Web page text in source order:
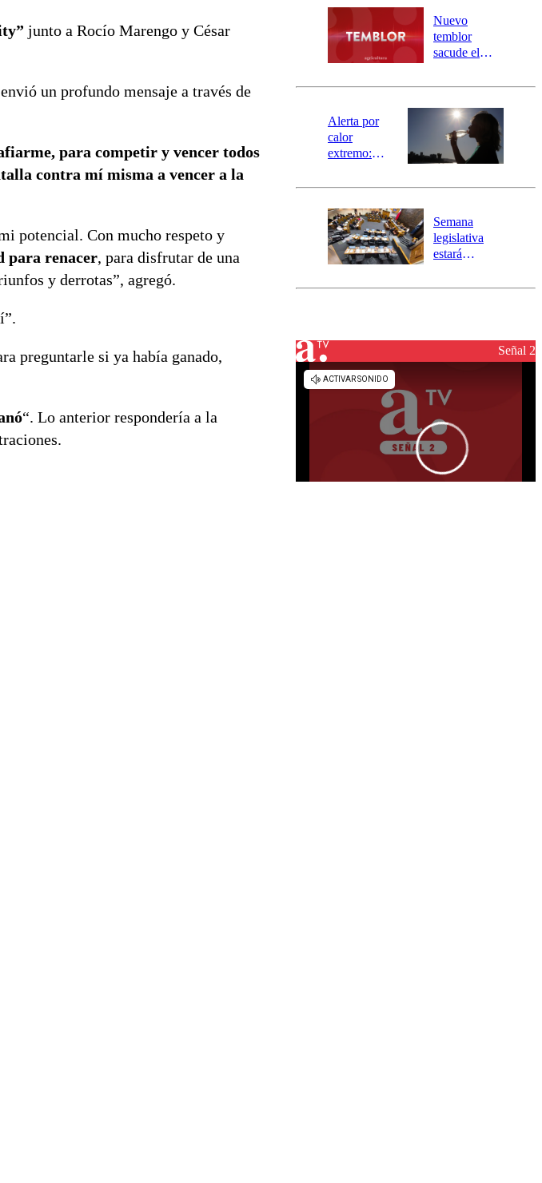
junto a Rocío Marengo y César
un profundo mensaje a través de
para competir y vencer todos
contra mí misma a vencer a la
potencial. Con mucho respeto y
para renacer, para disfrutar de una
y derrotas”, agregó.
preguntarle si ya había ganado,
“. Lo anterior respondería a la
río Damas:
activa
mensajería
SAE
Nuevo
temblor
sacude el
revisa la
epicentro
Alerta por
calor
extremo:
activa Alerta
Preventiva en
tres comunas
Semana
legislativa
estará
el fin de la
reconstrucciónSeñal 2